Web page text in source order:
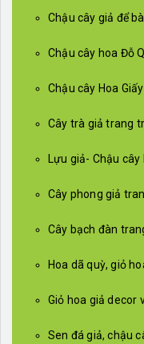
Chậu cây giả để
Chậu cây hoa Đỗ
Chậu cây Hoa
Cây trà giả trang
Lựu giả- Chậu
Cây phong giả
Cây bạch đàn
Hoa dã quỳ, giỏ
Giỏ hoa giả decor
Sen đá giả, chậu